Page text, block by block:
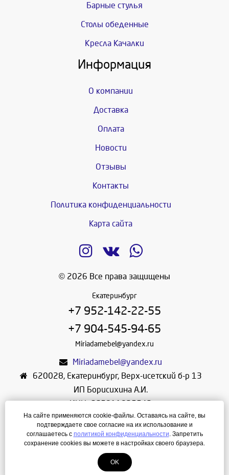
Барные стулья
Столы обеденные
Кресла Качалки
Информация
О компании
Доставка
Оплата
Новости
Отзывы
Контакты
Политика конфиденциальности
Карта сайта
© 2026 Все права защищены
Екатеринбург
+7 952-142-22-55
+7 904-545-94-65
Miriadamebel@yandex.ru
Miriadamebel@yandex.ru
620028, Екатеринбург, Верх-исетский б-р 13
ИП Борисихина А.И.
ИНН: 665811825542
ОГРНИП: 312665804600057
Режим работы: Ежедневно с 10-30 до 19-30
На сайте применяются cookie-файлы. Оставаясь на сайте, вы
подтверждаете свое согласие на их использование и
соглашаетесь с политикой конфиденциальности. Запретить
сохранение cookies вы можете в настройках своего браузера.
OK